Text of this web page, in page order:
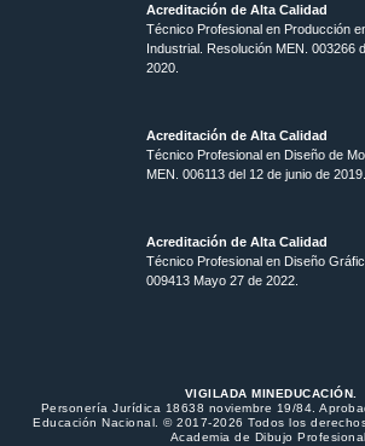
Acreditación de Alta Calidad
Técnico Profesional en Producción
Industrial. Resolución MEN. 003266
2020.
Acreditación de Alta Calidad
Técnico Profesional en Diseño de
MEN. 006113 del 12 de junio de 2019.
Acreditación de Alta Calidad
Técnico Profesional en Diseño
009413 Mayo 27 de 2022.
VIGILADA MINEDUCACIÓN.
Personería Jurídica 18638 noviembre 19/84.
Educación Nacional. © 2017-2026 Todos los
Academia de Dibujo Profesional.